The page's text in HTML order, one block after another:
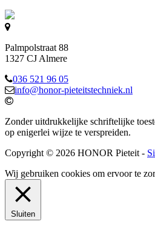
Palmpolstraat 88
1327 CJ Almere
036 521 96 05
info@honor-pieteitstechniek.nl
Zonder uitdrukkelijke schriftelijke
op enigerlei wijze te verspreiden.
Copyright © 2026 HONOR Pieteit -
Wij gebruiken cookies om ervoor te
Sluiten